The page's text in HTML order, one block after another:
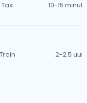
Taxi 10-15
Trein 2-2.5 uur